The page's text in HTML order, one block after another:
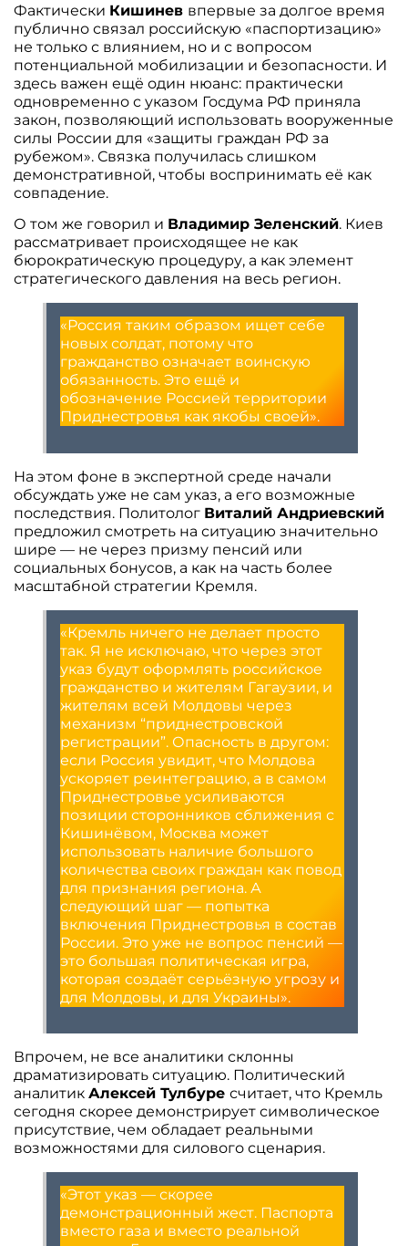
Фактически Кишинев впервые за долгое время
публично связал российскую «паспортизацию»
не только с влиянием, но и с вопросом
потенциальной мобилизации и безопасности. И
здесь важен ещё один нюанс: практически
одновременно с указом Госдума РФ приняла
закон, позволяющий использовать вооруженные
силы России для «защиты граждан РФ за
рубежом». Связка получилась слишком
демонстративной, чтобы воспринимать её как
совпадение.
О том же говорил и Владимир Зеленский. Киев
рассматривает происходящее не как
бюрократическую процедуру, а как элемент
стратегического давления на весь регион.
«Россия таким образом ищет себе
новых солдат, потому что
гражданство означает воинскую
обязанность. Это ещё и
обозначение Россией территории
Приднестровья как якобы своей».
На этом фоне в экспертной среде начали
обсуждать уже не сам указ, а его возможные
последствия. Политолог Виталий Андриевский
предложил смотреть на ситуацию значительно
шире — не через призму пенсий или
социальных бонусов, а как на часть более
масштабной стратегии Кремля.
«Кремль ничего не делает просто
так. Я не исключаю, что через этот
указ будут оформлять российское
гражданство и жителям Гагаузии, и
жителям всей Молдовы через
механизм “приднестровской
регистрации”. Опасность в другом:
если Россия увидит, что Молдова
ускоряет реинтеграцию, а в самом
Приднестровье усиливаются
позиции сторонников сближения с
Кишинёвом, Москва может
использовать наличие большого
количества своих граждан как повод
для признания региона. А
следующий шаг — попытка
включения Приднестровья в состав
России. Это уже не вопрос пенсий —
это большая политическая игра,
которая создаёт серьёзную угрозу и
для Молдовы, и для Украины».
Впрочем, не все аналитики склонны
драматизировать ситуацию. Политический
аналитикАлексей Тулбуресчитает, что Кремль
сегодня скорее демонстрирует символическое
присутствие, чем обладает реальными
возможностями для силового сценария.
«Этот указ — скорее
демонстрационный жест. Паспорта
вместо газа и вместо реальной